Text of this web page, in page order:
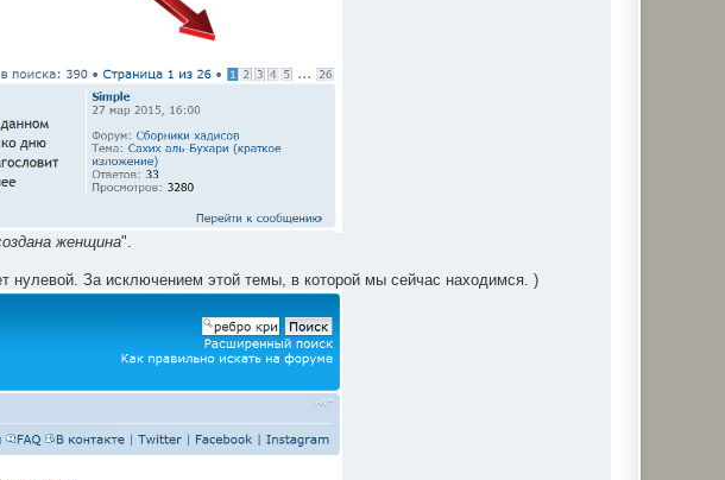
женщина".
нулевой. За исключением этой темы, в которой мы сейчас находимся. )